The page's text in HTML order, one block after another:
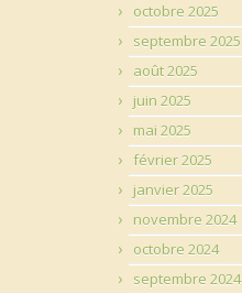
octobre 2025
septembre 2025
août 2025
juin 2025
mai 2025
février 2025
janvier 2025
novembre 2024
octobre 2024
septembre 2024